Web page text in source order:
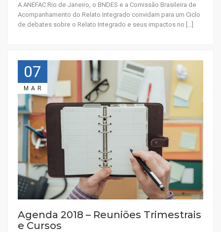
A ANEFAC Rio de Janeiro, o BNDES e a Comissão Brasileira de
Acompanhamento do Relato Integrado convidam para um Ciclo
de debates sobre o Relato Integrado e seus impactos no […]
07
MAR
Agenda 2018 – Reuniões Trimestrais
e Cursos